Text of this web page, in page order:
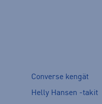
Converse kengät
Helly Hansen -takit